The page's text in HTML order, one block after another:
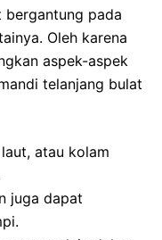
bergantung pada
Oleh karena
aspek-aspek
telanjang bulat
atau kolam
juga dapat